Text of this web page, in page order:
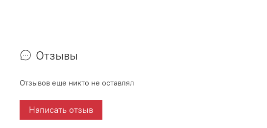
Отзывы
Отзывов еще никто не оставлял
Написать отзыв